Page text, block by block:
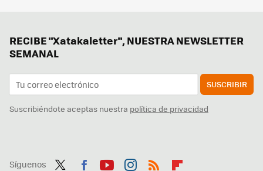
RECIBE "Xatakaletter", NUESTRA NEWSLETTER
SEMANAL
SUSCRIBIR
Suscribiéndote aceptas nuestra política de privacidad
Síguenos